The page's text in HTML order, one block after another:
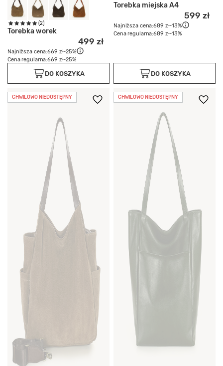
(2)
Torebka worek
499 zł
Najniższa cena:669 zł-25%
Cena regularna:669 zł-25%
DO KOSZYKA
Torebka miejska A4
599 zł
Najniższa cena:689 zł-13%
Cena regularna:689 zł-13%
DO KOSZYKA
CHWILOWO NIEDOSTĘPNY CHWILOWO NIEDOSTĘPNY